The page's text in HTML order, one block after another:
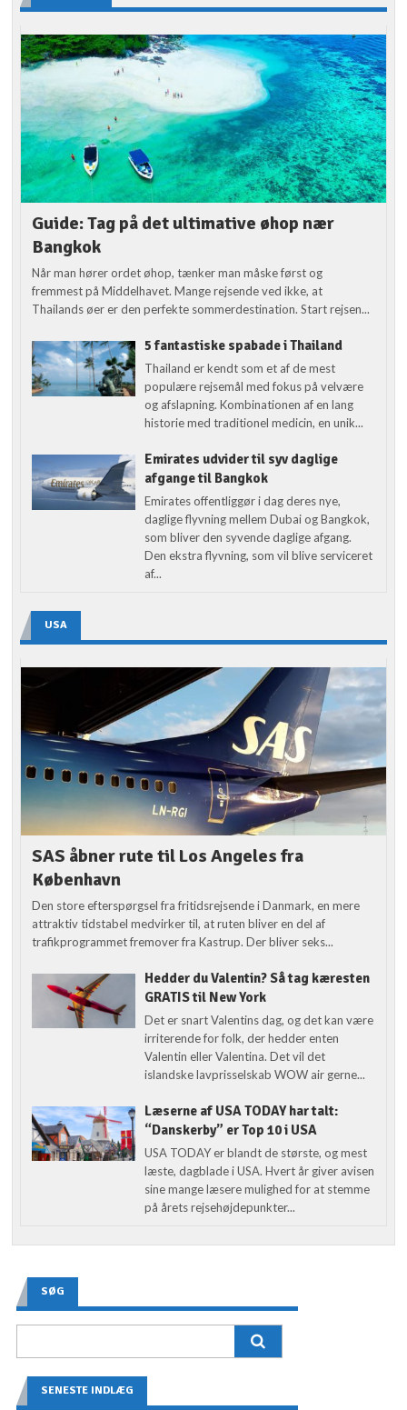
Guide: Tag på det ultimative øhop nær
Bangkok
Når man hører ordet øhop, tænker man måske først og
fremmest på Middelhavet. Mange rejsende ved ikke, at
Thailands øer er den perfekte sommerdestination. Start rejsen...
5 fantastiske spabade i Thailand
Thailand er kendt som et af de mest
populære rejsemål med fokus på velvære
og afslapning. Kombinationen af en lang
historie med traditionel medicin, en unik...
Emirates udvider til syv daglige
afgange til Bangkok
Emirates offentliggør i dag deres nye,
daglige flyvning mellem Dubai og Bangkok,
som bliver den syvende daglige afgang.
Den ekstra flyvning, som vil blive serviceret
af...
USA
SAS åbner rute til Los Angeles fra
København
Den store efterspørgsel fra fritidsrejsende i Danmark, en mere
attraktiv tidstabel medvirker til, at ruten bliver en del af
trafikprogrammet fremover fra Kastrup. Der bliver seks...
Hedder du Valentin? Så tag kæresten
GRATIS til New York
Det er snart Valentins dag, og det kan være
irriterende for folk, der hedder enten
Valentin eller Valentina. Det vil det
islandske lavprisselskab WOW air gerne...
Læserne af USA TODAY har talt:
“Danskerby” er Top 10 i USA
USA TODAY er blandt de største, og mest
læste, dagblade i USA. Hvert år giver avisen
sine mange læsere mulighed for at stemme
på årets rejsehøjdepunkter...
SØG
SENESTE INDLÆG